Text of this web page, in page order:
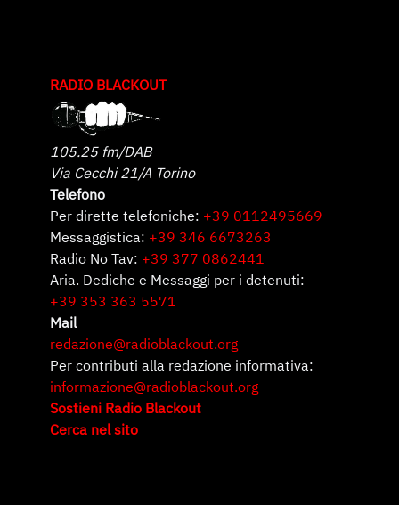
RADIO BLACKOUT
105.25 fm/DAB
Via Cecchi 21/A Torino
Telefono
Per dirette telefoniche: +39 0112495669
Messaggistica: +39 346 6673263
Radio No Tav: +39 377 0862441
Aria. Dediche e Messaggi per i detenuti:
+39 353 363 5571
Mail
redazione@radioblackout.org
Per contributi alla redazione informativa:
informazione@radioblackout.org
Sostieni Radio Blackout
Cerca nel sito